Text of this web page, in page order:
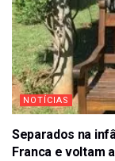
NOTÍCIAS
Separados na
Franca e voltam